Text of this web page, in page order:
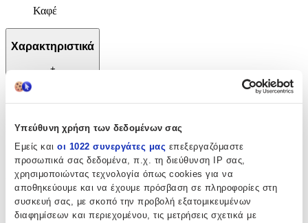
Υπεύθυνη χρήση των δεδομένων σας
Εμείς και οι 1022 συνεργάτες μας επεξεργαζόμαστε
προσωπικά σας δεδομένα, π.χ. τη διεύθυνση IP σας,
χρησιμοποιώντας τεχνολογία όπως cookies για να
αποθηκεύουμε και να έχουμε πρόσβαση σε πληροφορίες στη
συσκευή σας, με σκοπό την προβολή εξατομικευμένων
διαφημίσεων και περιεχομένου, τις μετρήσεις σχετικά με
Καφέ
Χαρακτηριστικά
+
Χαρακτηριστικά
Κατασκευαστής:
OEM
Χρώμα:
Καφέ